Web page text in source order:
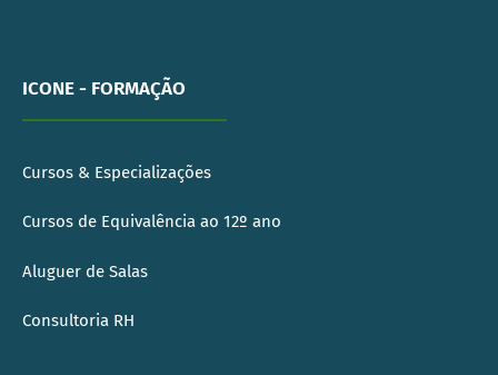
ICONE - FORMAÇÃO
Cursos & Especializações
Cursos de Equivalência ao 12º ano
Aluguer de Salas
Consultoria RH